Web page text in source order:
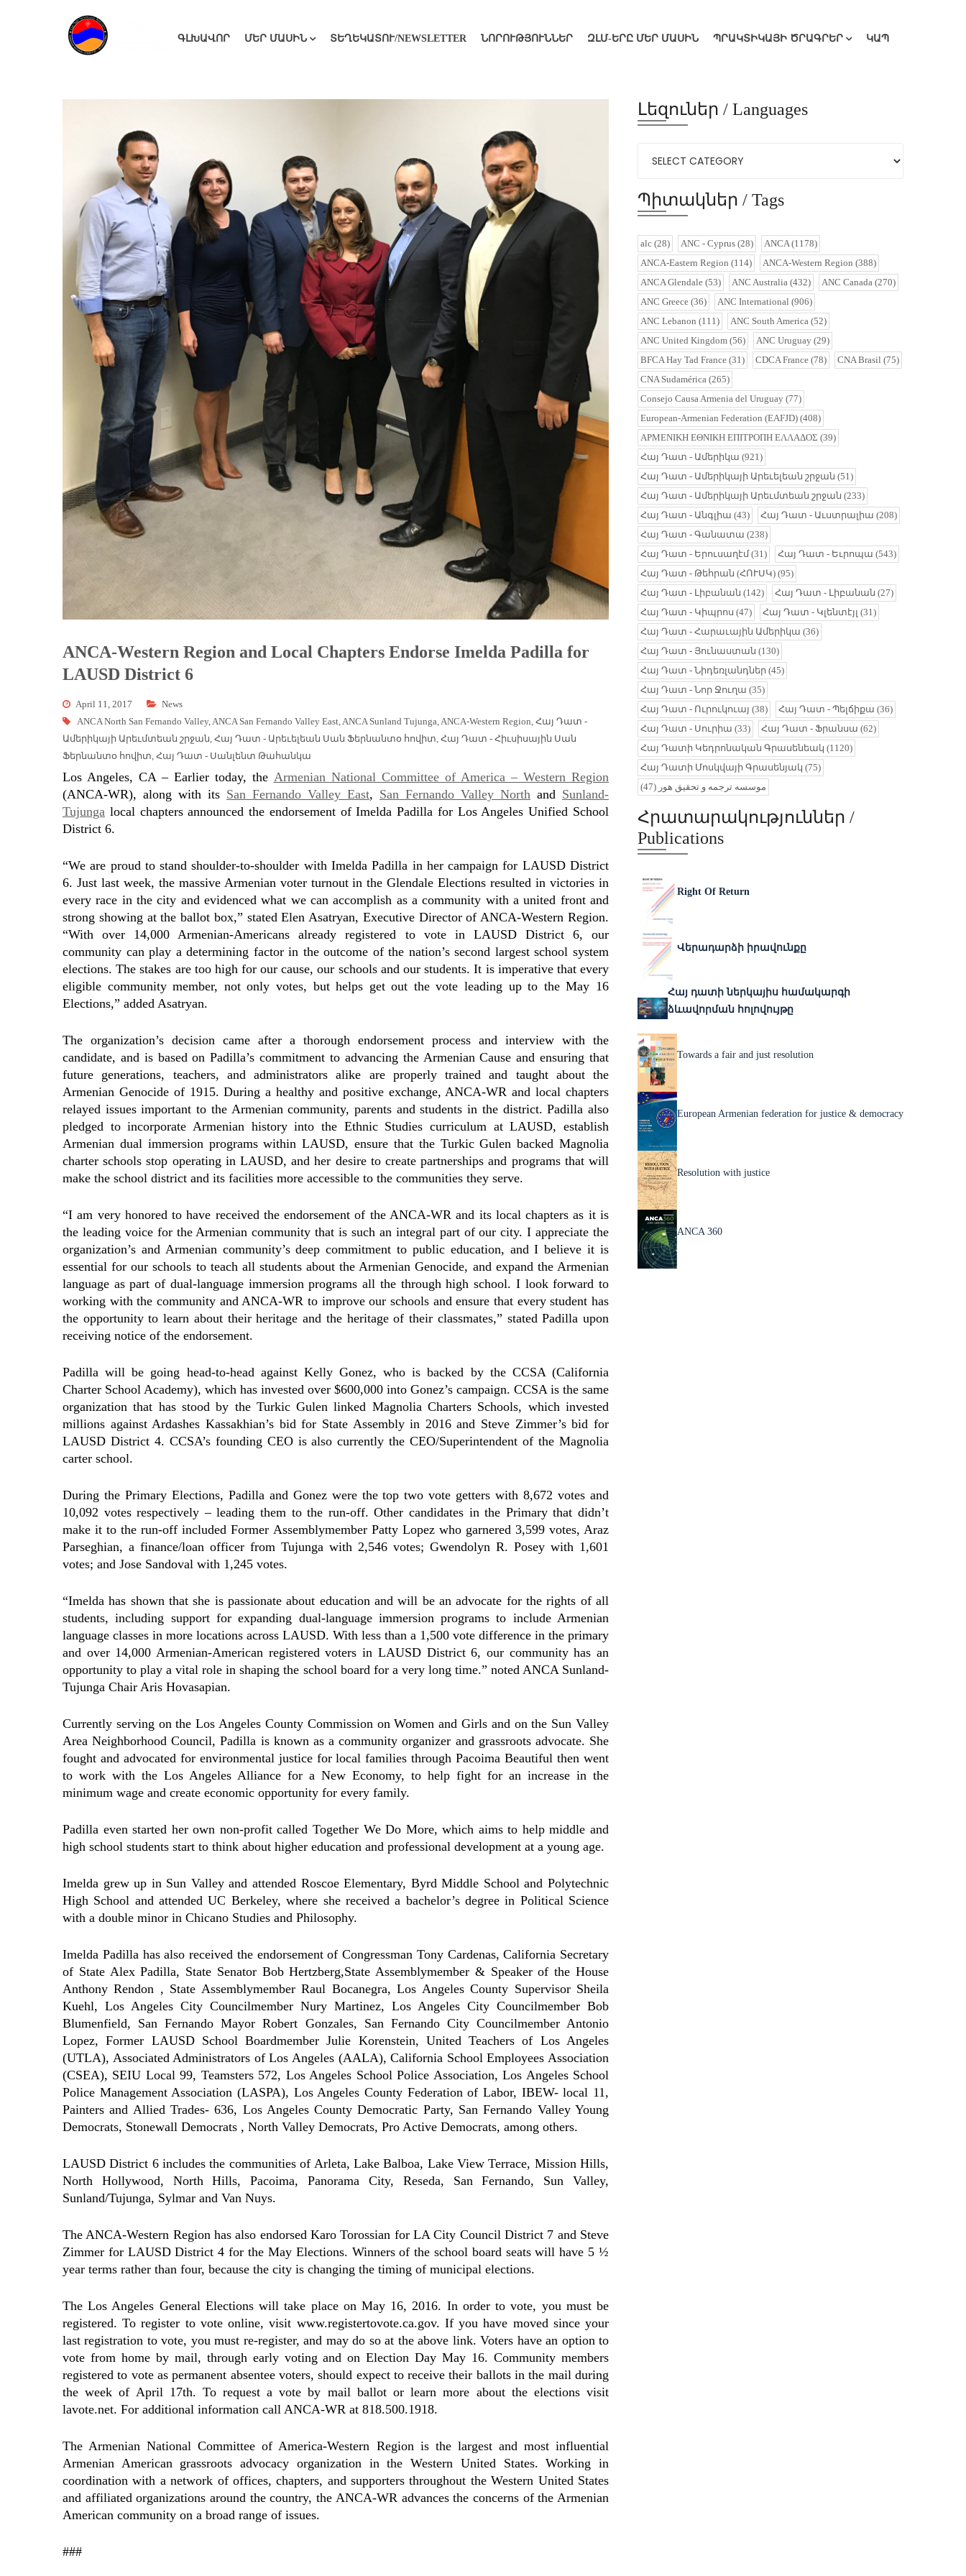
ԳԼԽԱՎՈՐ ՄԵՐ ՄԱՍԻՆ ՏԵՂԵԿԱՏՈՒ/NEWSLETTER ՆՈՐՈՒԹՅՈՒՆՆԵՐ ԶԼՄ-ԵՐԸ ՄԵՐ ՄԱՍԻՆ ՊՐԱԿՏԻԿԱՅԻ ԾՐԱԳՐԵՐ ԿԱՊ
ANCA-Western Region and Local Chapters Endorse Imelda Padilla for
LAUSD District 6
April 11, 2017
News
ANCA North San Fernando Valley,ANCA San Fernando Valley East,ANCA Sunland Tujunga,ANCA-Western Region, Հայ Դատ -
Ամերիկայի Արեւմտեան շրջան, Հայ Դատ - Արեւելեան Սան Ֆերնանտօ հովիտ, Հայ Դատ - Հիւսիսային Սան
Ֆերնանտօ հովիտ, Հայ Դատ - Սանլենտ Թահանկա
Los Angeles, CA – Earlier today, the Armenian National Committee of America – Western Region
(ANCA-WR), along with its San Fernando Valley East, San Fernando Valley North and Sunland-
Tujunga local chapters announced the endorsement of Imelda Padilla for Los Angeles Unified School
District 6.
“We are proud to stand shoulder-to-shoulder with Imelda Padilla in her campaign for LAUSD District
6. Just last week, the massive Armenian voter turnout in the Glendale Elections resulted in victories in
every race in the city and evidenced what we can accomplish as a community with a united front and
strong showing at the ballot box,” stated Elen Asatryan, Executive Director of ANCA-Western Region.
“With over 14,000 Armenian-Americans already registered to vote in LAUSD District 6, our
community can play a determining factor in the outcome of the nation’s second largest school system
elections. The stakes are too high for our cause, our schools and our students. It is imperative that every
eligible community member, not only votes, but helps get out the vote leading up to the May 16
Elections,” added Asatryan.
The organization’s decision came after a thorough endorsement process and interview with the
candidate, and is based on Padilla’s commitment to advancing the Armenian Cause and ensuring that
future generations, teachers, and administrators alike are properly trained and taught about the
Armenian Genocide of 1915. During a healthy and positive exchange, ANCA-WR and local chapters
relayed issues important to the Armenian community, parents and students in the district. Padilla also
pledged to incorporate Armenian history into the Ethnic Studies curriculum at LAUSD, establish
Armenian dual immersion programs within LAUSD, ensure that the Turkic Gulen backed Magnolia
charter schools stop operating in LAUSD, and her desire to create partnerships and programs that will
make the school district and its facilities more accessible to the communities they serve.
“I am very honored to have received the endorsement of the ANCA-WR and its local chapters as it is
the leading voice for the Armenian community that is such an integral part of our city. I appreciate the
organization’s and Armenian community’s deep commitment to public education, and I believe it is
essential for our schools to teach all students about the Armenian Genocide, and expand the Armenian
language as part of dual-language immersion programs all the through high school. I look forward to
working with the community and ANCA-WR to improve our schools and ensure that every student has
the opportunity to learn about their heritage and the heritage of their classmates,” stated Padilla upon
receiving notice of the endorsement.
Padilla will be going head-to-head against Kelly Gonez, who is backed by the CCSA (California
Charter School Academy), which has invested over $600,000 into Gonez’s campaign. CCSA is the same
organization that has stood by the Turkic Gulen linked Magnolia Charters Schools, which invested
millions against Ardashes Kassakhian’s bid for State Assembly in 2016 and Steve Zimmer’s bid for
LAUSD District 4. CCSA’s founding CEO is also currently the CEO/Superintendent of the Magnolia
carter school.
During the Primary Elections, Padilla and Gonez were the top two vote getters with 8,672 votes and
10,092 votes respectively – leading them to the run-off. Other candidates in the Primary that didn’t
make it to the run-off included Former Assemblymember Patty Lopez who garnered 3,599 votes, Araz
Parseghian, a finance/loan officer from Tujunga with 2,546 votes; Gwendolyn R. Posey with 1,601
votes; and Jose Sandoval with 1,245 votes.
“Imelda has shown that she is passionate about education and will be an advocate for the rights of all
students, including support for expanding dual-language immersion programs to include Armenian
language classes in more locations across LAUSD. With less than a 1,500 vote difference in the primary
and over 14,000 Armenian-American registered voters in LAUSD District 6, our community has an
opportunity to play a vital role in shaping the school board for a very long time.” noted ANCA Sunland-
Tujunga Chair Aris Hovasapian.
Currently serving on the Los Angeles County Commission on Women and Girls and on the Sun Valley
Area Neighborhood Council, Padilla is known as a community organizer and grassroots advocate. She
fought and advocated for environmental justice for local families through Pacoima Beautiful then went
to work with the Los Angeles Alliance for a New Economy, to help fight for an increase in the
minimum wage and create economic opportunity for every family.
Padilla even started her own non-profit called Together We Do More, which aims to help middle and
high school students start to think about higher education and professional development at a young age.
Imelda grew up in Sun Valley and attended Roscoe Elementary, Byrd Middle School and Polytechnic
High School and attended UC Berkeley, where she received a bachelor’s degree in Political Science
with a double minor in Chicano Studies and Philosophy.
Imelda Padilla has also received the endorsement of Congressman Tony Cardenas, California Secretary
of State Alex Padilla, State Senator Bob Hertzberg,State Assemblymember & Speaker of the House
Anthony Rendon , State Assemblymember Raul Bocanegra, Los Angeles County Supervisor Sheila
Kuehl, Los Angeles City Councilmember Nury Martinez, Los Angeles City Councilmember Bob
Blumenfield, San Fernando Mayor Robert Gonzales, San Fernando City Councilmember Antonio
Lopez, Former LAUSD School Boardmember Julie Korenstein, United Teachers of Los Angeles
(UTLA), Associated Administrators of Los Angeles (AALA), California School Employees Association
(CSEA), SEIU Local 99, Teamsters 572, Los Angeles School Police Association, Los Angeles School
Police Management Association (LASPA), Los Angeles County Federation of Labor, IBEW- local 11,
Painters and Allied Trades- 636, Los Angeles County Democratic Party, San Fernando Valley Young
Democrats, Stonewall Democrats , North Valley Democrats, Pro Active Democrats, among others.
LAUSD District 6 includes the communities of Arleta, Lake Balboa, Lake View Terrace, Mission Hills,
North Hollywood, North Hills, Pacoima, Panorama City, Reseda, San Fernando, Sun Valley,
Sunland/Tujunga, Sylmar and Van Nuys.
The ANCA-Western Region has also endorsed Karo Torossian for LA City Council District 7 and Steve
Zimmer for LAUSD District 4 for the May Elections. Winners of the school board seats will have 5 ½
year terms rather than four, because the city is changing the timing of municipal elections.
The Los Angeles General Elections will take place on May 16, 2016. In order to vote, you must be
registered. To register to vote online, visit www.registertovote.ca.gov. If you have moved since your
last registration to vote, you must re-register, and may do so at the above link. Voters have an option to
vote from home by mail, through early voting and on Election Day May 16. Community members
registered to vote as permanent absentee voters, should expect to receive their ballots in the mail during
the week of April 17th. To request a vote by mail ballot or learn more about the elections visit
lavote.net. For additional information call ANCA-WR at 818.500.1918.
The Armenian National Committee of America-Western Region is the largest and most influential
Armenian American grassroots advocacy organization in the Western United States. Working in
coordination with a network of offices, chapters, and supporters throughout the Western United States
and affiliated organizations around the country, the ANCA-WR advances the concerns of the Armenian
American community on a broad range of issues.
###
Լեզուներ / Languages
Պիտակներ / Tags
alc (28) ANC - Cyprus (28) ANCA(1178)
ANCA-Eastern Region (114) ANCA-Western Region (388)
ANCA Glendale (53) ANC Australia (432) ANC Canada (270)
ANC Greece (36) ANC International (906)
ANC Lebanon (111) ANC South America (52)
ANC United Kingdom (56) ANC Uruguay (29)
BFCA Hay Tad France (31) CDCA France (78) CNA Brasil (75)
CNA Sudamérica (265)
Consejo Causa Armenia del Uruguay (77)
European-Armenian Federation (EAFJD) (408)
ΑΡΜΕΝΙΚΗ ΕΘΝΙΚΗ ΕΠΙΤΡΟΠΗ ΕΛΛΑΔΟΣ (39)
Հայ Դատ - Ամերիկա (921)
Հայ Դատ - Ամերիկայի Արեւելեան շրջան (51)
Հայ Դատ - Ամերիկայի Արեւմտեան շրջան (233)
Հայ Դատ - Անգլիա (43) Հայ Դատ - Աւստրալիա (208)
Հայ Դատ - Գանատա (238)
Հայ Դատ - Երուսաղէմ(31) Հայ Դատ - Եւրոպա (543)
Հայ Դատ - Թեհրան (ՀՈՒՍԿ) (95)
Հայ Դատ - Լիբանան (142) Հայ Դատ - Լիբանան (27)
Հայ Դատ - Կիպրոս (47) Հայ Դատ - Կլենտէյլ (31)
Հայ Դատ - Հարաւային Ամերիկա (36)
Հայ Դատ - Յունաստան (130)
Հայ Դատ - Նիդեռլանդներ (45)
Հայ Դատ - Նոր Ջուղա (35)
Հայ Դատ - Ուրուկուայ (38) Հայ Դատ - Պելճիքա (36)
Հայ Դատ - Սուրիա (33) Հայ Դատ - Ֆրանսա (62)
Հայ Դատի Կեդրոնական Գրասենեակ (1120)
Հայ Դատի Մոսկվայի Գրասենյակ (75)
موسسه ترجمه و تحقیق هور (47)
Հրատարակություններ /
Publications
Right Of Return
Վերադարձի իրավունքը
Հայ դատի ներկայիս համակարգի
ձևավորման հոլովույթը
Towards a fair and just resolution
European Armenian federation for justice & democracy
Resolution with justice
ANCA 360